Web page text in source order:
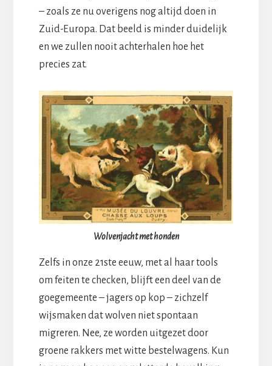
– zoals ze nu overigens nog altijd doen in
Zuid-Europa. Dat beeld is minder duidelijk
en we zullen nooit achterhalen hoe het
precies zat.
Wolvenjacht met honden
Zelfs in onze 21ste eeuw, met al haar tools
om feiten te checken, blijft een deel van de
goegemeente – jagers op kop – zichzelf
wijsmaken dat wolven niet spontaan
migreren. Nee, ze worden uitgezet door
groene rakkers met witte bestelwagens. Kun